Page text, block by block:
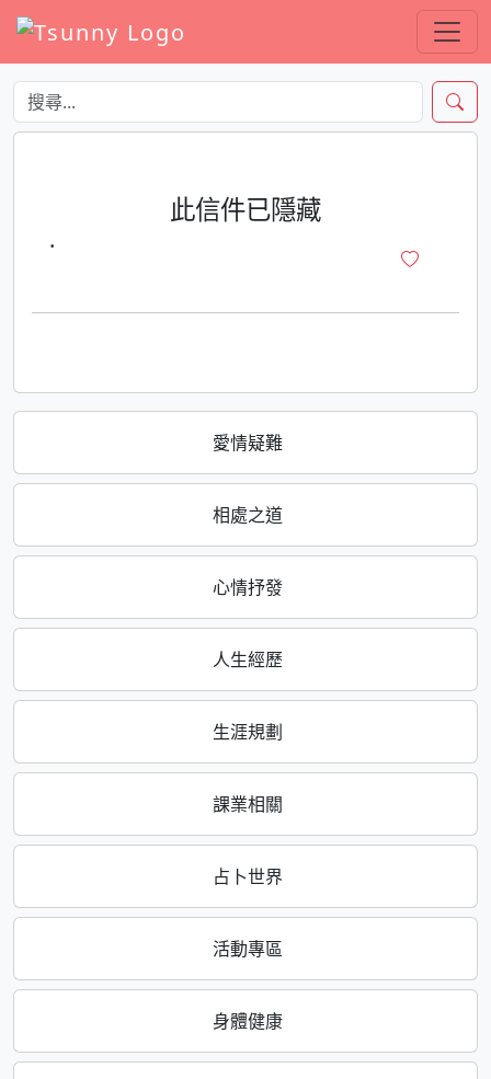
愛情疑難
相處之道
心情抒發
人生經歷
生涯規劃
課業相關
占卜世界
活動專區
身體健康
此信件已隱藏
·